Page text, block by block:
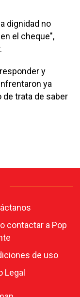
dignidad no
el cheque",
y
ya
de trata de saber
contactar a Pop
de uso
Legal